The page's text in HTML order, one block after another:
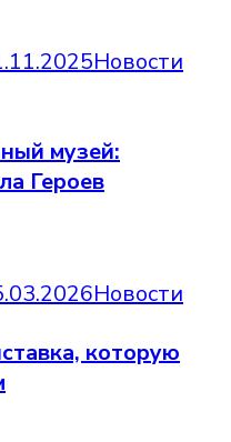
Новости
музей:
Героев
Новости
которую